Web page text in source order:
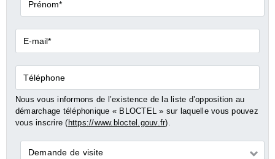
E-
mail*
Téléphone
Nous vous informons de l’existence de la liste d’opposition au
démarchage téléphonique « BLOCTEL » sur laquelle vous pouvez
vous inscrire ( https://www.bloctel.gouv.fr).
Demande
Demande de visite